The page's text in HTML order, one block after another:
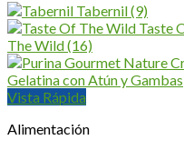
Tabernil(9)
Taste
The Wild(16)
Vista Rápida
Alimentación